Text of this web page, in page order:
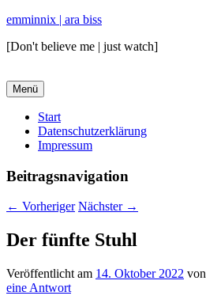
emminnix | ara biss
[Don't believe me | just watch]
Menü
Primäres
Menü
Start
Datenschutzerklärung
Impressum
Beitragsnavigation
← Vorheriger Nächster →
Der fünfte Stuhl
Veröffentlicht am 14. Oktober 2022 von
eine Antwort